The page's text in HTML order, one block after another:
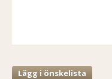
Lägg i önskelista